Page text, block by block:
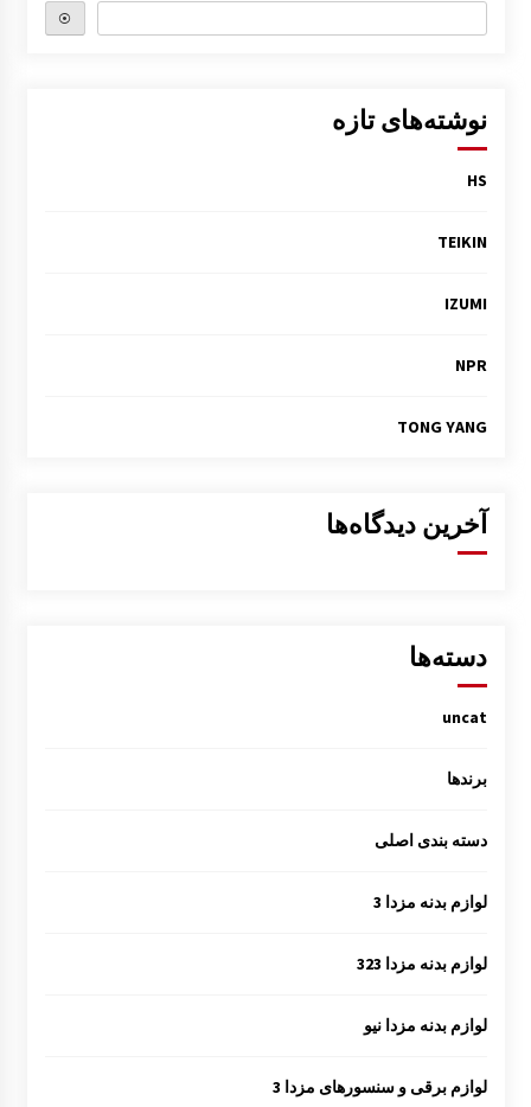
⦿
نوشته‌های تازه
HS
TEIKIN
IZUMI
NPR
TONG YANG
آخرین دیدگاه‌ها
دسته‌ها
uncat
برندها
دسته بندی اصلی
لوازم بدنه مزدا 3
لوازم بدنه مزدا 323
لوازم بدنه مزدا نیو
لوازم برقی و سنسورهای مزدا 3